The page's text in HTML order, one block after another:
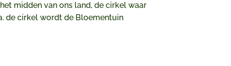
midden van ons land, de cirkel waar
de cirkel wordt de Bloementuin